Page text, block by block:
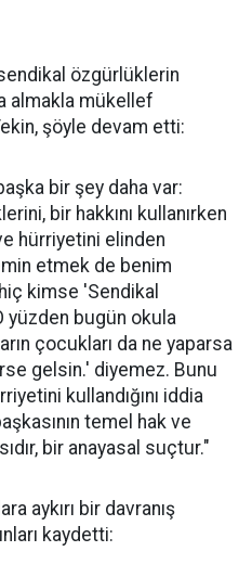
özgürlüklerin
almakla mükellef
şöyle devam etti:
bir şey daha var:
bir hakkını kullanırken
hürriyetini elinden
etmek de benim
kimse 'Sendikal
yüzden bugün okula
çocukları da ne yaparsa
gelsin.' diyemez. Bunu
kullandığını iddia
temel hak ve
bir anayasal suçtur."
aykırı bir davranış
kaydetti: